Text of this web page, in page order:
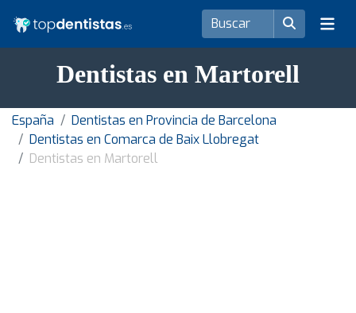
Dentistas en Martorell
España
Dentistas en Provincia de Barcelona
Dentistas en Comarca de Baix Llobregat
Dentistas en Martorell